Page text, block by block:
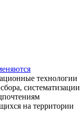
технологии
систематизации
на территории